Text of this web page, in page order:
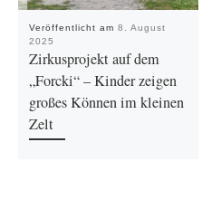
Veröffentlicht am 8. August
2025
Zirkusprojekt auf dem
„Forcki“ – Kinder zeigen
großes Können im kleinen
Zelt